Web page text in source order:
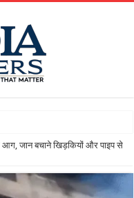
DEO ने थम
आग, जान बचाने खिड़कियों और पाइप से